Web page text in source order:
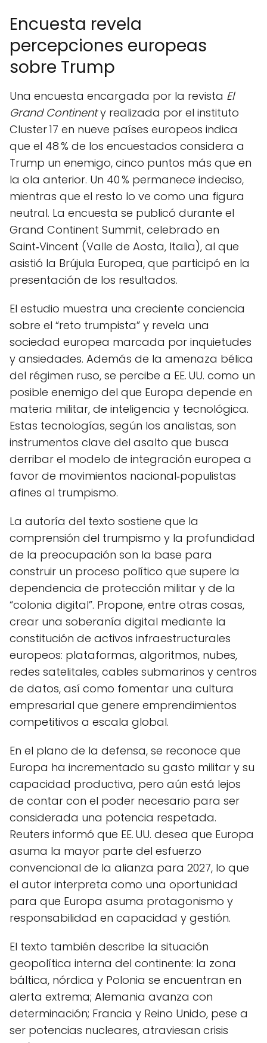
Encuesta revela
percepciones europeas
sobre Trump
Una encuesta encargada por la revista El
Grand Continenty realizada por el instituto
Cluster 17 en nueve países europeos indica
que el 48 % de los encuestados considera a
Trump un enemigo, cinco puntos más que en
la ola anterior. Un 40 % permanece indeciso,
mientras que el resto lo ve como una figura
neutral. La encuesta se publicó durante el
Grand Continent Summit, celebrado en
Saint‑Vincent (Valle de Aosta, Italia), al que
asistió la Brújula Europea, que participó en la
presentación de los resultados.
El estudio muestra una creciente conciencia
sobre el “reto trumpista” y revela una
sociedad europea marcada por inquietudes
y ansiedades. Además de la amenaza bélica
del régimen ruso, se percibe a EE. UU. como un
posible enemigo del que Europa depende en
materia militar, de inteligencia y tecnológica.
Estas tecnologías, según los analistas, son
instrumentos clave del asalto que busca
derribar el modelo de integración europea a
favor de movimientos nacional‑populistas
afines al trumpismo.
La autoría del texto sostiene que la
comprensión del trumpismo y la profundidad
de la preocupación son la base para
construir un proceso político que supere la
dependencia de protección militar y de la
“colonia digital”. Propone, entre otras cosas,
crear una soberanía digital mediante la
constitución de activos infraestructurales
europeos: plataformas, algoritmos, nubes,
redes satelitales, cables submarinos y centros
de datos, así como fomentar una cultura
empresarial que genere emprendimientos
competitivos a escala global.
En el plano de la defensa, se reconoce que
Europa ha incrementado su gasto militar y su
capacidad productiva, pero aún está lejos
de contar con el poder necesario para ser
considerada una potencia respetada.
Reuters informó que EE. UU. desea que Europa
asuma la mayor parte del esfuerzo
convencional de la alianza para 2027, lo que
el autor interpreta como una oportunidad
para que Europa asuma protagonismo y
responsabilidad en capacidad y gestión.
El texto también describe la situación
geopolítica interna del continente: la zona
báltica, nórdica y Polonia se encuentran en
alerta extrema; Alemania avanza con
determinación; Francia y Reino Unido, pese a
ser potencias nucleares, atraviesan crisis